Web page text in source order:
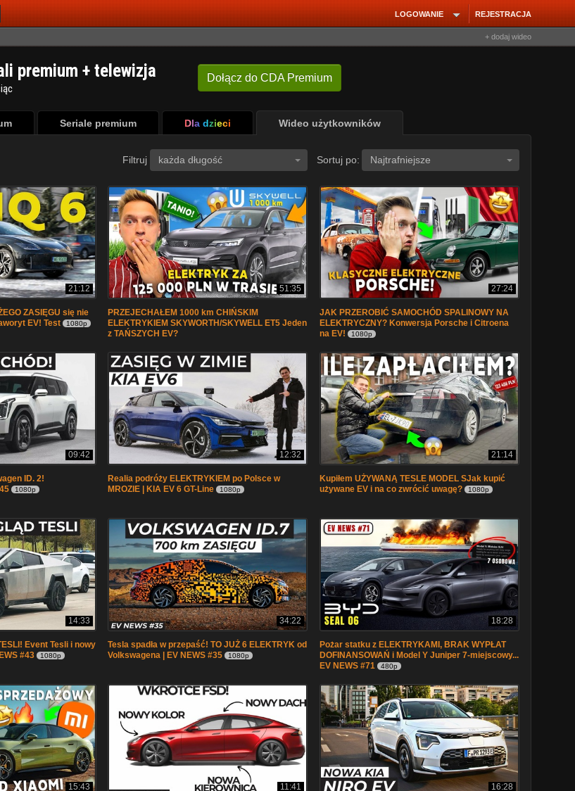
REJESTRACJA
LOGOWANIE
+ dodaj wideo
Dołącz do CDA Premium
premium + telewizja
Seriale premium Dla dzieci Wideo użytkowników
Filtruj każda długość Sortuj po: Najtrafniejsze
21:12
ZASIĘGU się nie
EV! Test
1080p
51:35
PRZEJECHAŁEM 1000 km CHIŃSKIM
ELEKTRYKIEM SKYWORTH/SKYWELL ET5 Jeden
z TAŃSZYCH EV?
27:24
JAK PRZEROBIĆ SAMOCHÓD SPALINOWY NA
ELEKTRYCZNY? Konwersja Porsche i Citroena
na EV!
1080p
09:42
ID. 2!
1080p
12:32
Realia podróży ELEKTRYKIEM po Polsce w
MROZIE | KIA EV 6 GT-Line
1080p
21:14
Kupiłem UŻYWANĄ TESLE MODEL SJak kupić
używane EV i na co zwrócić uwagę?
1080p
14:33
Event Tesli i nowy
#43
1080p
34:22
Tesla spadła w przepaść! TO JUŻ 6 ELEKTRYK od
Volkswagena | EV NEWS #35
1080p
18:28
Pożar statku z ELEKTRYKAMI, BRAK WYPŁAT
DOFINANSOWAŃ i Model Y Juniper 7-miejscowy...
EV NEWS #71
480p
15:43 11:41 16:28